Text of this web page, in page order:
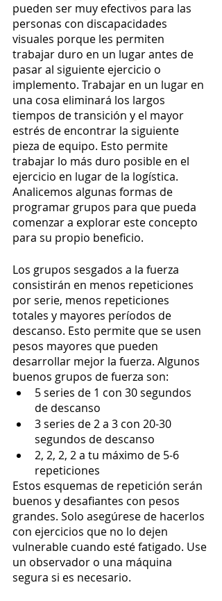
pueden ser muy efectivos para las
personas con discapacidades
visuales porque les permiten
trabajar duro en un lugar antes de
pasar al siguiente ejercicio o
implemento. Trabajar en un lugar en
una cosa eliminará los largos
tiempos de transición y el mayor
estrés de encontrar la siguiente
pieza de equipo. Esto permite
trabajar lo más duro posible en el
ejercicio en lugar de la logística.
Analicemos algunas formas de
programar grupos para que pueda
comenzar a explorar este concepto
para su propio beneficio.
Los grupos sesgados a la fuerza
consistirán en menos repeticiones
por serie, menos repeticiones
totales y mayores períodos de
descanso. Esto permite que se usen
pesos mayores que pueden
desarrollar mejor la fuerza. Algunos
buenos grupos de fuerza son:
5 series de 1 con 30 segundos
de descanso
3 series de 2 a 3 con 20-30
segundos de descanso
2, 2, 2, 2 a tu máximo de 5-6
repeticiones
Estos esquemas de repetición serán
buenos y desafiantes con pesos
grandes. Solo asegúrese de hacerlos
con ejercicios que no lo dejen
vulnerable cuando esté fatigado. Use
un observador o una máquina
segura si es necesario.